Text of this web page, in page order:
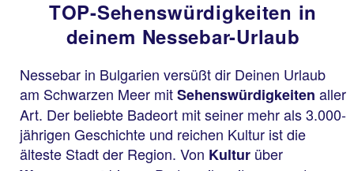
TOP-Sehenswürdigkeiten in
deinem Nessebar-Urlaub
Nessebar in Bulgarien versüßt dir Deinen Urlaub
am Schwarzen Meer mitSehenswürdigkeiten aller
Art. Der beliebte Badeort mit seiner mehr als 3.000-
jährigen Geschichte und reichen Kultur ist die
älteste Stadt der Region. Von Kultur über